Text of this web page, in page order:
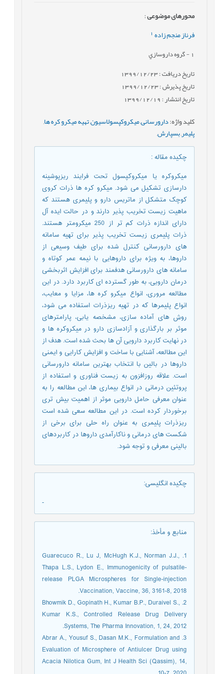
محورهای موضوعی:
فرناز منجم زاده1
- گروه داروسازي
تاریخ دریافت : 1399/12/23
تاریخ پذیرش : 1399/12/23
تاریخ انتشار : 1399/12/19
کلید واژه:دارورسانی,میکروکپسولاسیون,تهیه میکرو کره ها,
پلیمر,بسپارش,
چکیده مقاله:
میکروکره یا میکروکپسول تحت فرایند ریزپوشینه
دارسازی تشکیل می شود. میکرو کره ها ذرات کروی
کوچک متشکل از ماتریس دارو و پلیمری هستند که
ماهیت زیست تخریب پذیر دارند و در حالت ایده آل
دارای اندازه ذرات کم تر از 250 میکرومتر هستند.
ذرات پلیمری زیست تخریب پذیر برای تهیه سامانه
های دارورسانی کنترل شده برای طیف وسیعی از
داروها، به ویژه برای داروهایی با نیمه عمر کوتاه و
سامانه های دارورسانی هدفمند برای افزایش اثربخشی
درمان دارویی، به طور گسترده ای کاربرد دارد. در این
مطالعه مروری، انواع میکرو کره ها، مزایا و معایب،
انواع پلیمرها که در تهیه ریزذرات استفاده می شود،
روش های آماده سازی، مشخصه یابی، پارامترهای
موثر بر بارگذاری و آزادسازی دارو در میکروکره ها و
در نهایت کاربرد دارویی آن ها بحث شده است. هدف از
این مطالعه، آشنایی با ساخت و افزایش کارایی و ایمنی
داروها در بالین با انتخاب بهترین سامانه دارورسانی
است. علاقه روزافزون به زیست فناوری و استفاده از
پروتئین درمانی در انواع بیماری ها، این مطالعه را به
عنوان معرفی حامل دارویی موثر از اهمیت بیش تری
برخوردار کرده است. در این مطالعه سعی شده است
ریزذرات پلیمری به عنوان راه حلی برای برخی از
شکست های درمانی و ناکارآمدی داروها در کاربردهای
بالینی معرفی و توجه شود.
چکیده انگلیسی:
منابع و مأخذ:
1. Guarecuco R., Lu J, McHugh K.J., Norman J.J.,
Thapa L.S., Lydon E., Immunogenicity of pulsatile-
release PLGA Microspheres for Single-injection
Vaccination, Vaccine, 36, 3161-8, 2018.
2. Bhowmik D., Gopinath H., Kumar B.P., Duraivel S.,
Kumar K.S., Controlled Release Drug Delivery
Systems, The Pharma Innovation, 1, 24, 2012.
3. Abrar A., Yousuf S., Dasan M.K., Formulation and
Evaluation of Microsphere of Antiulcer Drug using
Acacia Nilotica Gum, Int J Health Sci (Qassim), 14,